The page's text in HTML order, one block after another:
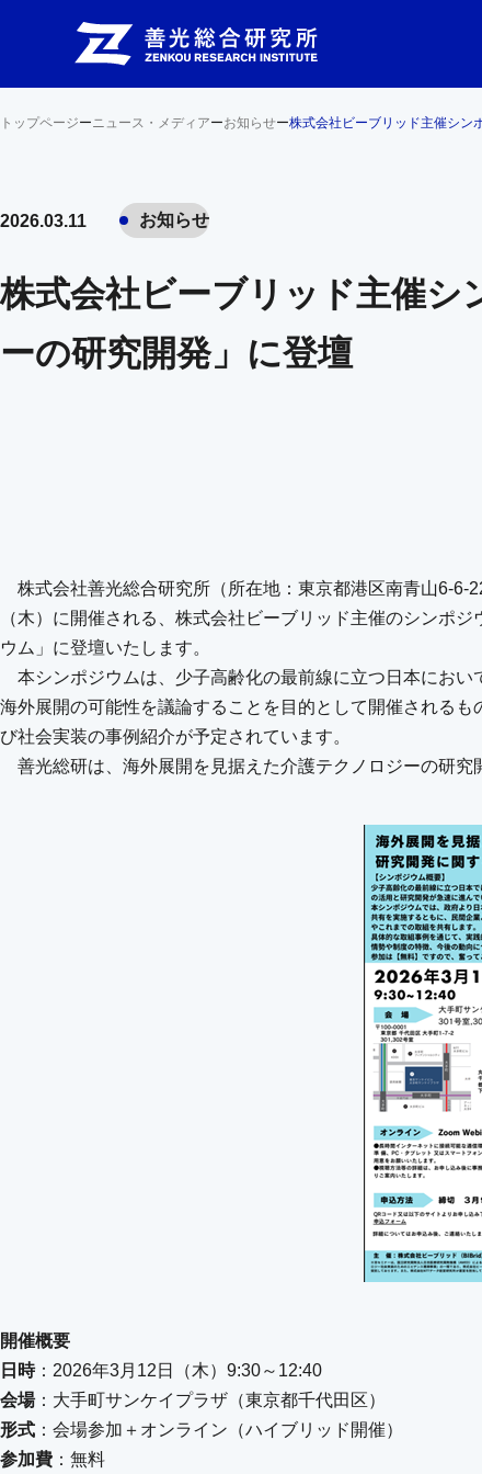
トップページーニュース・メディアーお知らせー株式会社ビーブリッド主催シン
2026.03.11 お知らせ
株式会社ビーブリッド主催シ
ーの研究開発」に登壇
株式会社善光総合研究所（所在地：東京都港区南青山6-6-
（木）に開催される、株式会社ビーブリッド主催のシンポ
ウム」に登壇いたします。
本シンポジウムは、少子高齢化の最前線に立つ日本にお
海外展開の可能性を議論することを目的として開催される
び社会実装の事例紹介が予定されています。
善光総研は、海外展開を見据えた介護テクノロジーの研究
開催概要
日時：2026年3月12日（木）9:30～12:40
会場：大手町サンケイプラザ（東京都千代田区）
形式 ：会場参加＋オンライン（ハイブリッド開催）
参加費 ：無料